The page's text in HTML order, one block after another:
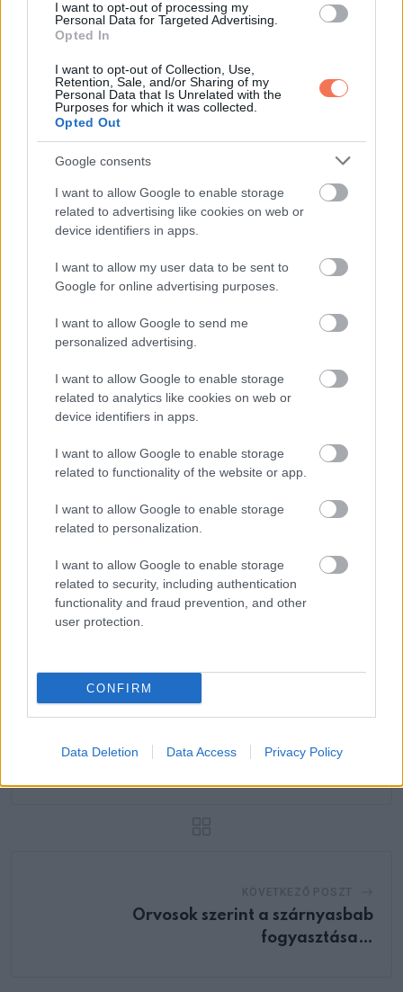
I want to opt-out of processing my
Personal Data for Targeted Advertising.
Opted In
I want to opt-out of Collection, Use,
Retention, Sale, and/or Sharing of my
Personal Data that Is Unrelated with the
Purposes for which it was collected.
Opted Out
Google consents
I want to allow Google to enable storage
related to advertising like cookies on web or
device identifiers in apps.
I want to allow my user data to be sent to
Google for online advertising purposes.
I want to allow Google to send me
personalized advertising.
I want to allow Google to enable storage
related to analytics like cookies on web or
device identifiers in apps.
I want to allow Google to enable storage
related to functionality of the website or app.
I want to allow Google to enable storage
related to personalization.
I want to allow Google to enable storage
related to security, including authentication
functionality and fraud prevention, and other
user protection.
CONFIRM
Data Deletion Data Access Privacy Policy
A tisztaság hatása túl a
higiénián
A jó higiénia az önbizalmat is támogatja. Ha tisztának és
kényelmesnek érzed magad, könnyebben telik a nap.
Az apró napi szokások, mint a friss alsó, önmagad iránti
figyelmet mutatnak.
Összegzés
Az alsónemű a bőr első védőrétege. Bánj vele gondosan,
A szabály egyszerű: cseréld naponta, tartsd tisztán, és
időben frissítsd a készleted. Ez az egyik legegyszerűbb
módja annak, hogy egészséges, friss és magabiztos maradj,
belülről kifelé.
Oszd meg ezt a posztot:
WhatsappReddit Share
via
ELŐZŐ POSZT
50 év után kértem a válást – aztán az
ügyvédünk telefonja mindent
Orvosok szerint a szárnyasbab
fogyasztása…